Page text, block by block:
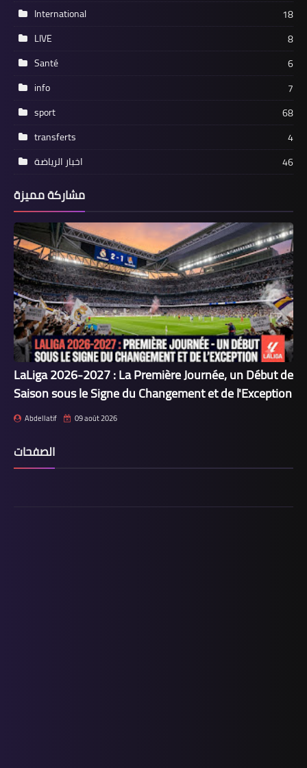
International
18
LIVE
8
Santé
6
info
7
sport
68
transferts
4
اخبار الرياضة
46
مشاركة مميزة
LaLiga 2026-2027 : La Première Journée, un Début de
Saison sous le Signe du Changement et de l'Exception
Abdellatif 09 août 2026
الصفحات